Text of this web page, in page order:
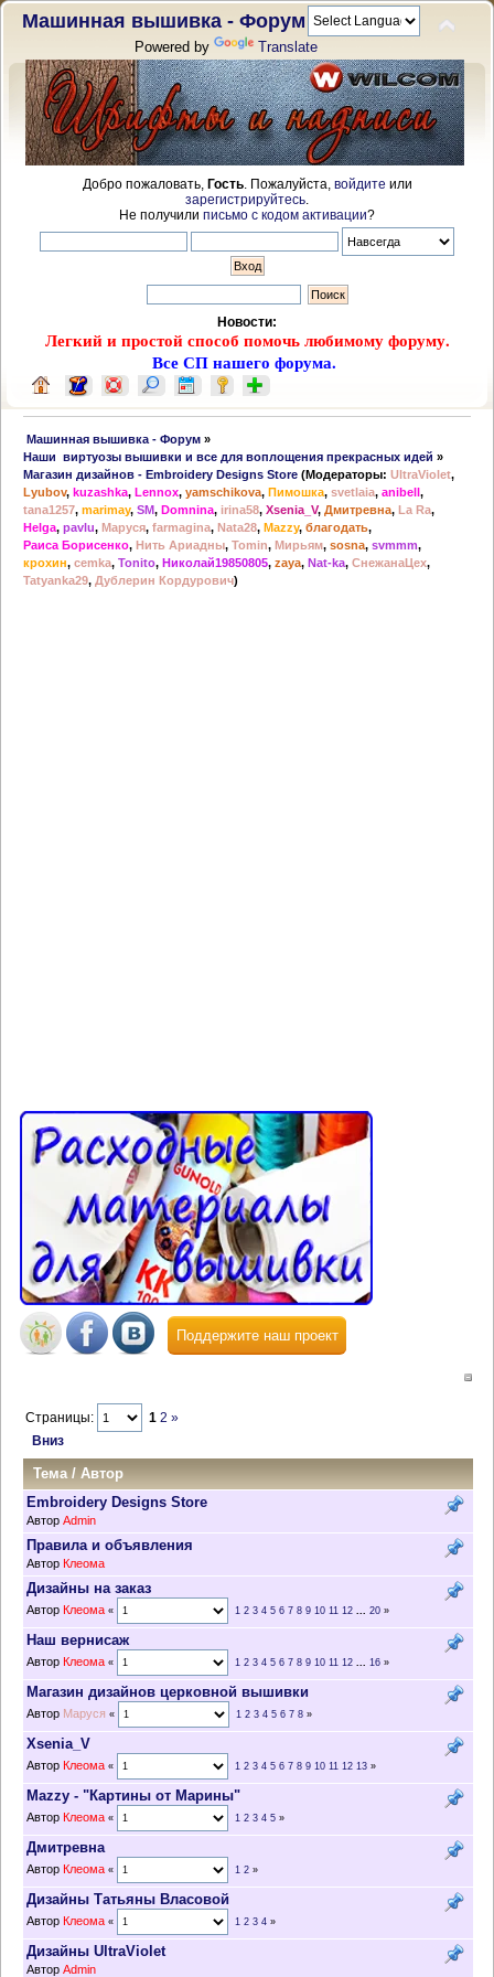
Машинная вышивка - Форум
Powered by Translate
Добро пожаловать, Гость. Пожалуйста, войдите или
зарегистрируйтесь
Не получили письмо с кодом активации?
Новости:
Легкий и простой способ помочь любимому форуму.
Все СП нашего форума.
Машинная вышивка - Форум »
Наши  виртуозы вышивки и все для воплощения прекрасных идей »
Магазин дизайнов - Embroidery Designs Store (Модераторы:UltraViolet,
Lyubov,kuzashka,Lennox,yamschikova,Пимошка,svetlaia,anibell,
tana1257,marimay,SM,Domnina,irina58,Xsenia_V,Дмитревна,La Ra,
Helga,pavlu,Маруся,farmagina,Nata28,Mazzy,благодать,
Раиса Борисенко,Нить Ариадны,Tomin,Мирьям,sosna,svmmm,
крохин,cemka,Tonito,Николай19850805,zaya,Nat-ka,СнежанаЦех,
Tatyanka29,Дублерин Кордурович)
Поддержите наш проект
Страницы: 1 2 »
Вниз
Тема/Автор
Embroidery Designs Store
Автор Admin
Правила и объявления
Автор Клеома
Дизайны на заказ
Автор Клеома « 1 2 3 4 5 6 7 8 9 10 11 12 ... 20»
Наш вернисаж
Автор Клеома « 1 2 3 4 5 6 7 8 9 10 11 12 ... 16»
Магазин дизайнов церковной вышивки
Автор Маруся « 1 2 3 4 5 6 7 8»
Xsenia_V
Автор Клеома « 1 2 3 4 5 6 7 8 9 10 11 12 13»
Mazzy - "Картины от Марины"
Автор Клеома « 1 2 3 4 5»
Дмитревна
Автор Клеома « 1 2»
Дизайны Татьяны Власовой
Автор Клеома « 1 2 3 4»
Дизайны UltraViolet
Автор Admin